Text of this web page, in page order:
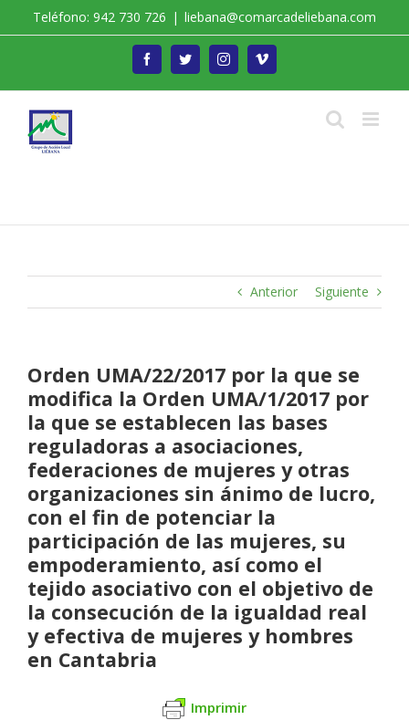
Teléfono: 942 730 726 | liebana@comarcadeliebana.com
FacebookTwitterInstagramVimeo
Anterior Siguiente
Orden UMA/22/2017 por la que se
modifica la Orden UMA/1/2017 por
la que se establecen las bases
reguladoras a asociaciones,
federaciones de mujeres y otras
organizaciones sin ánimo de lucro,
con el fin de potenciar la
participación de las mujeres, su
empoderamiento, así como el
tejido asociativo con el objetivo de
la consecución de la igualdad real
y efectiva de mujeres y hombres
en Cantabria
Imprimir